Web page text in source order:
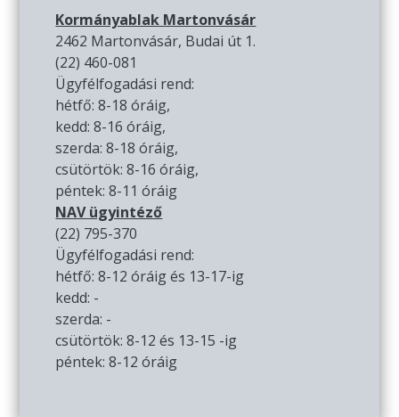
Kormányablak Martonvásár
2462 Martonvásár, Budai út 1.
(22) 460-081
Ügyfélfogadási rend:
hétfő: 8-18 óráig,
kedd: 8-16 óráig,
szerda: 8-18 óráig,
csütörtök: 8-16 óráig,
péntek: 8-11 óráig
NAV ügyintéző
(22) 795-370
Ügyfélfogadási rend:
hétfő: 8-12 óráig és 13-17-ig
kedd: -
szerda: -
csütörtök: 8-12 és 13-15 -ig
péntek: 8-12 óráig